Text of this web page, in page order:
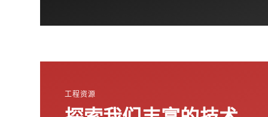
工程资源